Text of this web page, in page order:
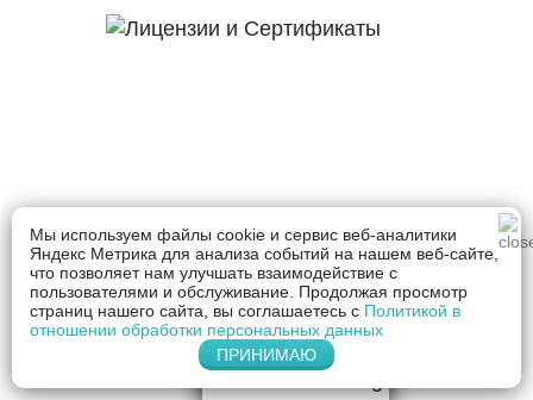
Мы используем файлы cookie и сервис веб-аналитики
Яндекс Метрика для анализа событий на нашем веб-сайте,
что позволяет нам улучшать взаимодействие с
пользователями и обслуживание. Продолжая просмотр
страниц нашего сайта, вы соглашаетесь с Политикой в
отношении обработки персональных данных
ПРИНИМАЮ
Напишите нам
в Telegram